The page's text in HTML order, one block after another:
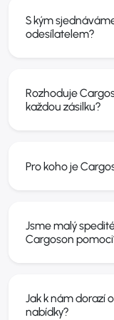
S kým
odesílatelem?
Rozhoduje
každou zásilku?
Pro koho je
Jsme malý
Cargoson
Jak k nám dorazí
nabídky?